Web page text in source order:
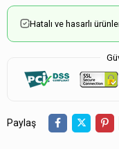
Hatalı ve hasarlı
Paylaş